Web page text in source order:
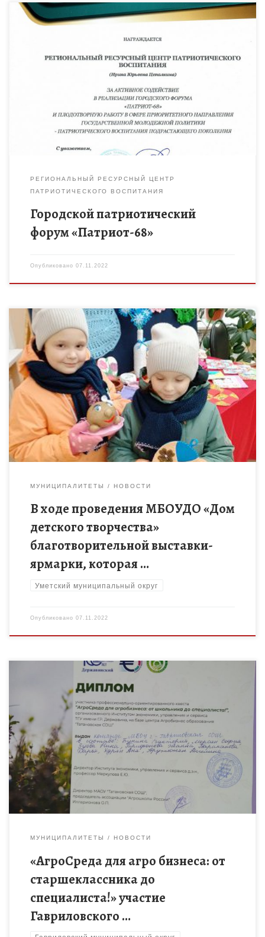
28 октября 2022 на базе ТОГБУ «Дом Молодёжи Тамбовской
области» состоялся патриотический форум «Патриот-68».
делам молодежи, физической культуре и […]
РЕГИОНАЛЬНЫЙ РЕСУРСНЫЙ ЦЕНТР
ПАТРИОТИЧЕСКОГО ВОСПИТАНИЯ
Городской патриотический
форум «Патриот-68»
Опубликовано 07.11.2022
В ходе проведения МБОУДО «Дом детского творчества»
благотворительной выставки-ярмарки, которая 3 ноября 2022
года прошла в р.п. Умет было выручено 5000 рублей.
Средства, полученные от […]
МУНИЦИПАЛИТЕТЫ НОВОСТИ
В ходе проведения МБОУДО «Дом
детского творчества»
благотворительной выставки-
ярмарки, которая …
Уметский муниципальный округ
Опубликовано 07.11.2022
Обучающиеся Гавриловского района приняли участие в
профессиональном ориентированном мероприятии
«АгроСреда для агро бизнеса: от старшеклассника до
специалиста!» на базе Татановской СОШ. Они участвовали в
Финансовом […]
МУНИЦИПАЛИТЕТЫ НОВОСТИ
«АгроСреда для агро бизнеса: от
старшеклассника до
специалиста!» участие
Гавриловского …